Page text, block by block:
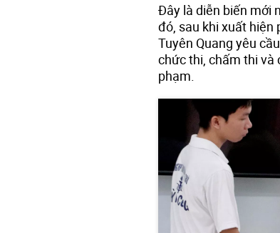
Đây là diễn biến mới
đó, sau khi xuất hiện
Tuyên Quang yêu
chức thi, chấm thi và
phạm.